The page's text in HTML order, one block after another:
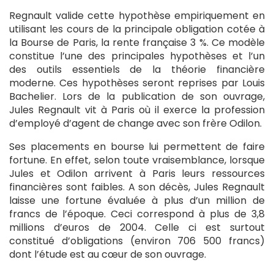
Regnault valide cette hypothèse empiriquement en
utilisant les cours de la principale obligation cotée à
la Bourse de Paris, la rente française 3 %. Ce modèle
constitue l’une des principales hypothèses et l’un
des outils essentiels de la théorie financière
moderne. Ces hypothèses seront reprises par Louis
Bachelier. Lors de la publication de son ouvrage,
Jules Regnault vit à Paris où il exerce la profession
d’employé d’agent de change avec son frère Odilon.
Ses placements en bourse lui permettent de faire
fortune. En effet, selon toute vraisemblance, lorsque
Jules et Odilon arrivent à Paris leurs ressources
financières sont faibles. A son décès, Jules Regnault
laisse une fortune évaluée à plus d’un million de
francs de l’époque. Ceci correspond à plus de 3,8
millions d’euros de 2004. Celle ci est surtout
constitué d’obligations (environ 706 500 francs)
dont l’étude est au cœur de son ouvrage.